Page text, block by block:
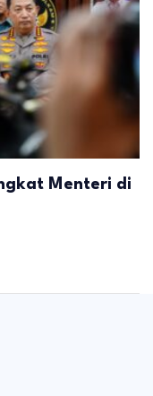
Menteri di